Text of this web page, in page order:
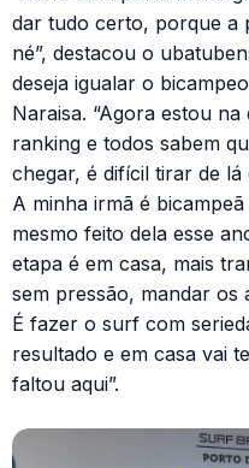
dar tudo certo, porque a
né”, destacou o
deseja igualar o
Naraisa. “Agora estou
ranking e todos sabem
chegar, é difícil tirar de
A minha irmã é
mesmo feito dela esse
etapa é em casa, mais
sem pressão, mandar os
É fazer o surf com
resultado e em casa vai
faltou aqui”.